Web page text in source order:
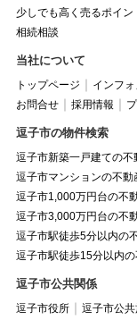
少しでも高く売るポイン
相続相談
当社について
トップページ インフ
お問合せ
採用情報
逗子市の物件検索
逗子市新築一戸建ての不
逗子市マンションの不動
逗子市1,000万円台の不
逗子市3,000万円台の不
逗子市駅徒歩5分以内の
逗子市駅徒歩15分以内
逗子市公共関係
逗子市役所 逗子市公